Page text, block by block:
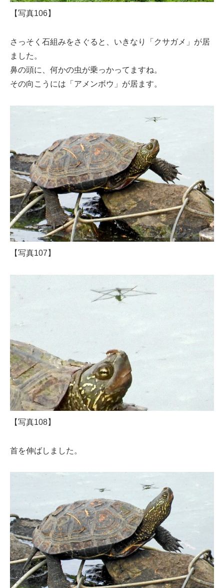
【写真106】
さっそく石組みをさぐると、いきなり「クサガメ」が居
ました。
鼻の頭に、何かの虫が乗っかってますね。
その向こうには「アメンボウ」が居ます。
【写真107】
【写真108】
首を伸ばしました。